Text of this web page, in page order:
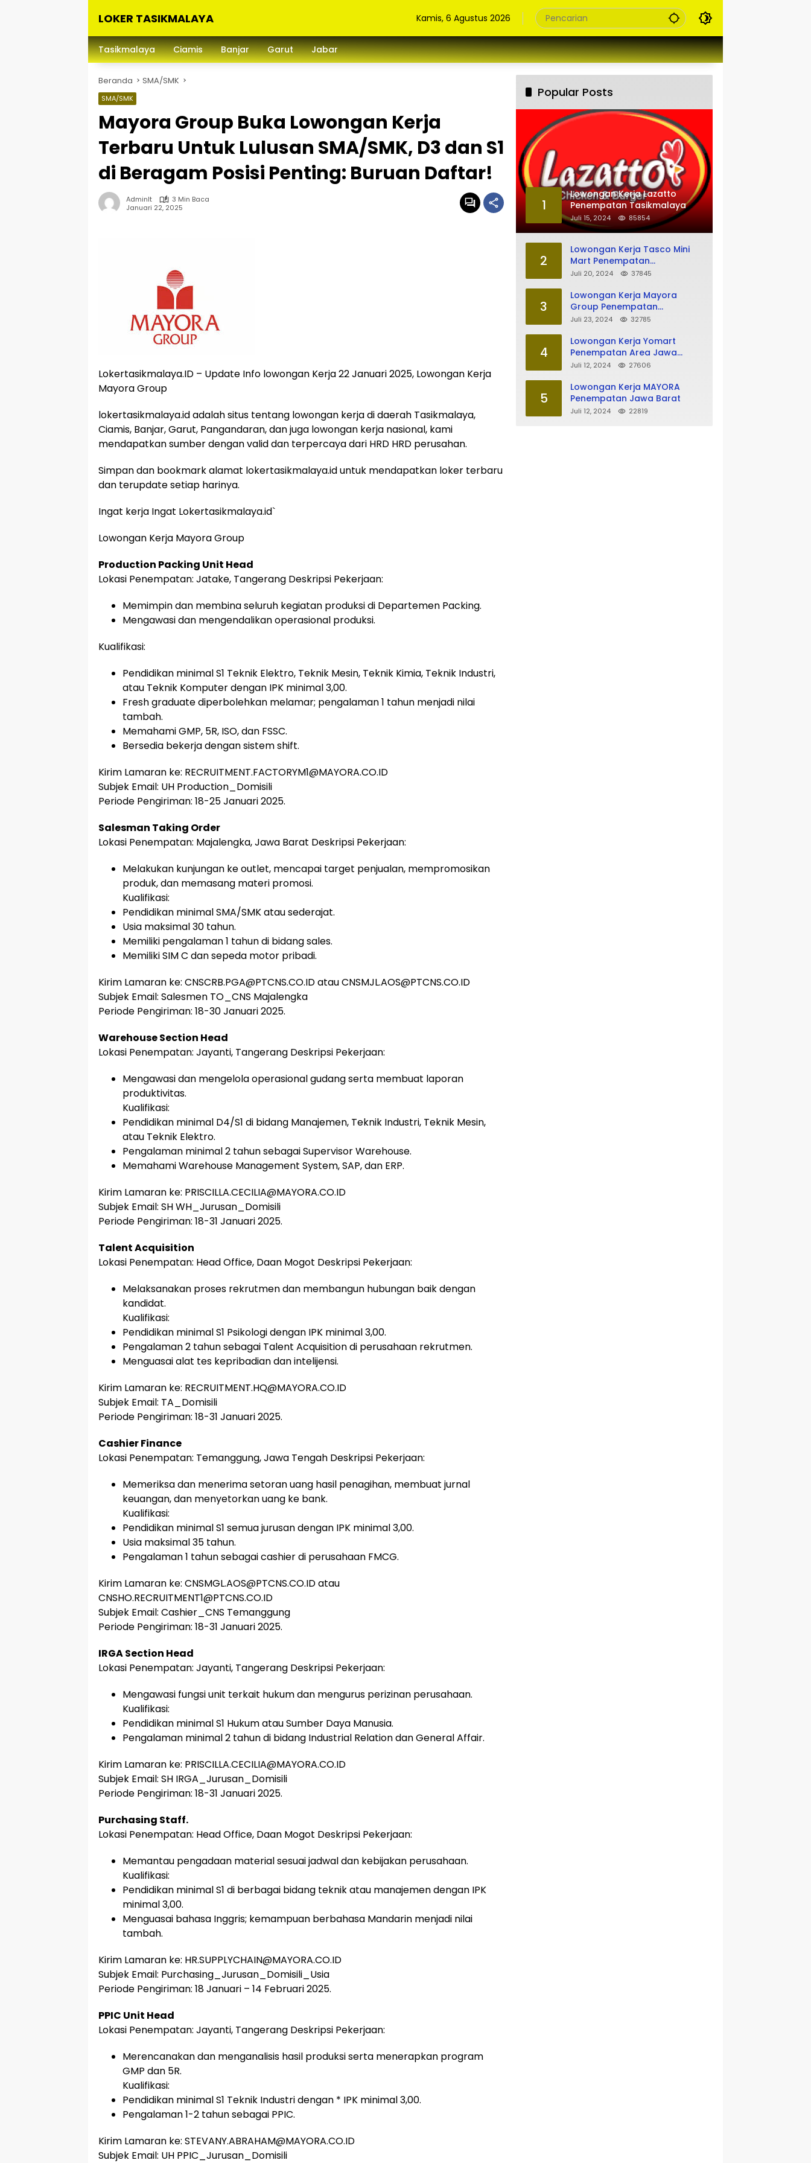
LOKER TASIKMALAYA
Lowongan
Kerja
dan
Sekitarna
Kamis, 6 Agustus 2026
Tasikmalaya Ciamis Banjar Garut Jabar
Beranda SMA/SMK
SMA/SMK
Mayora Group Buka Lowongan Kerja
Terbaru Untuk Lulusan SMA/SMK, D3 dan S1
di Beragam Posisi Penting: Buruan Daftar!
Adminlt
3 Min Baca
Januari 22, 2025
Lokertasikmalaya.ID – Update Info lowongan Kerja 22 Januari 2025, Lowongan Kerja
Mayora Group
lokertasikmalaya.id adalah situs tentang lowongan kerja di daerah Tasikmalaya,
Ciamis, Banjar, Garut, Pangandaran, dan juga lowongan kerja nasional, kami
mendapatkan sumber dengan valid dan terpercaya dari HRD HRD perusahan.
Simpan dan bookmark alamat lokertasikmalaya.id untuk mendapatkan loker terbaru
dan terupdate setiap harinya.
Ingat kerja Ingat Lokertasikmalaya.id`
Lowongan Kerja Mayora Group
Production Packing Unit Head
Lokasi Penempatan: Jatake, Tangerang Deskripsi Pekerjaan:
Memimpin dan membina seluruh kegiatan produksi di Departemen Packing.
Mengawasi dan mengendalikan operasional produksi.
Kualifikasi:
Pendidikan minimal S1 Teknik Elektro, Teknik Mesin, Teknik Kimia, Teknik Industri,
atau Teknik Komputer dengan IPK minimal 3,00.
Fresh graduate diperbolehkan melamar; pengalaman 1 tahun menjadi nilai
tambah.
Memahami GMP, 5R, ISO, dan FSSC.
Bersedia bekerja dengan sistem shift.
Kirim Lamaran ke: RECRUITMENT.FACTORYM1@MAYORA.CO.ID
Subjek Email: UH Production_Domisili
Periode Pengiriman: 18-25 Januari 2025.
Salesman Taking Order
Lokasi Penempatan: Majalengka, Jawa Barat Deskripsi Pekerjaan:
Melakukan kunjungan ke outlet, mencapai target penjualan, mempromosikan
produk, dan memasang materi promosi.
Kualifikasi:
Pendidikan minimal SMA/SMK atau sederajat.
Usia maksimal 30 tahun.
Memiliki pengalaman 1 tahun di bidang sales.
Memiliki SIM C dan sepeda motor pribadi.
Kirim Lamaran ke: CNSCRB.PGA@PTCNS.CO.ID atau CNSMJL.AOS@PTCNS.CO.ID
Subjek Email: Salesmen TO_CNS Majalengka
Periode Pengiriman: 18-30 Januari 2025.
Warehouse Section Head
Lokasi Penempatan: Jayanti, Tangerang Deskripsi Pekerjaan:
Mengawasi dan mengelola operasional gudang serta membuat laporan
produktivitas.
Kualifikasi:
Pendidikan minimal D4/S1 di bidang Manajemen, Teknik Industri, Teknik Mesin,
atau Teknik Elektro.
Pengalaman minimal 2 tahun sebagai Supervisor Warehouse.
Memahami Warehouse Management System, SAP, dan ERP.
Kirim Lamaran ke: PRISCILLA.CECILIA@MAYORA.CO.ID
Subjek Email: SH WH_Jurusan_Domisili
Periode Pengiriman: 18-31 Januari 2025.
Talent Acquisition
Lokasi Penempatan: Head Office, Daan Mogot Deskripsi Pekerjaan:
Melaksanakan proses rekrutmen dan membangun hubungan baik dengan
kandidat.
Kualifikasi:
Pendidikan minimal S1 Psikologi dengan IPK minimal 3,00.
Pengalaman 2 tahun sebagai Talent Acquisition di perusahaan rekrutmen.
Menguasai alat tes kepribadian dan intelijensi.
Kirim Lamaran ke: RECRUITMENT.HQ@MAYORA.CO.ID
Subjek Email: TA_Domisili
Periode Pengiriman: 18-31 Januari 2025.
Cashier Finance
Lokasi Penempatan: Temanggung, Jawa Tengah Deskripsi Pekerjaan:
Memeriksa dan menerima setoran uang hasil penagihan, membuat jurnal
keuangan, dan menyetorkan uang ke bank.
Kualifikasi:
Pendidikan minimal S1 semua jurusan dengan IPK minimal 3,00.
Usia maksimal 35 tahun.
Pengalaman 1 tahun sebagai cashier di perusahaan FMCG.
Kirim Lamaran ke: CNSMGL.AOS@PTCNS.CO.ID atau
CNSHO.RECRUITMENT1@PTCNS.CO.ID
Subjek Email: Cashier_CNS Temanggung
Periode Pengiriman: 18-31 Januari 2025.
IRGA Section Head
Lokasi Penempatan: Jayanti, Tangerang Deskripsi Pekerjaan:
Mengawasi fungsi unit terkait hukum dan mengurus perizinan perusahaan.
Kualifikasi:
Pendidikan minimal S1 Hukum atau Sumber Daya Manusia.
Pengalaman minimal 2 tahun di bidang Industrial Relation dan General Affair.
Kirim Lamaran ke: PRISCILLA.CECILIA@MAYORA.CO.ID
Subjek Email: SH IRGA_Jurusan_Domisili
Periode Pengiriman: 18-31 Januari 2025.
Purchasing Staff.
Lokasi Penempatan: Head Office, Daan Mogot Deskripsi Pekerjaan:
Memantau pengadaan material sesuai jadwal dan kebijakan perusahaan.
Kualifikasi:
Pendidikan minimal S1 di berbagai bidang teknik atau manajemen dengan IPK
minimal 3,00.
Menguasai bahasa Inggris; kemampuan berbahasa Mandarin menjadi nilai
tambah.
Kirim Lamaran ke: HR.SUPPLYCHAIN@MAYORA.CO.ID
Subjek Email: Purchasing_Jurusan_Domisili_Usia
Periode Pengiriman: 18 Januari – 14 Februari 2025.
PPIC Unit Head
Lokasi Penempatan: Jayanti, Tangerang Deskripsi Pekerjaan:
Merencanakan dan menganalisis hasil produksi serta menerapkan program
GMP dan 5R.
Kualifikasi:
Pendidikan minimal S1 Teknik Industri dengan * IPK minimal 3,00.
Pengalaman 1-2 tahun sebagai PPIC.
Kirim Lamaran ke: STEVANY.ABRAHAM@MAYORA.CO.ID
Subjek Email: UH PPIC_Jurusan_Domisili
Popular Posts
1
Lowongan Kerja Lazatto
Penempatan Tasikmalaya
Juli 15, 2024 85854
2
Lowongan Kerja Tasco Mini
Mart Penempatan
Tasikmalaya
Juli 20, 2024 37845
3
Lowongan Kerja Mayora
Group Penempatan
Tasikmalaya
Juli 23, 2024 32785
4
Lowongan Kerja Yomart
Penempatan Area Jawa
Barat
Juli 12, 2024 27606
5
Lowongan Kerja MAYORA
Penempatan Jawa Barat
Juli 12, 2024 22819